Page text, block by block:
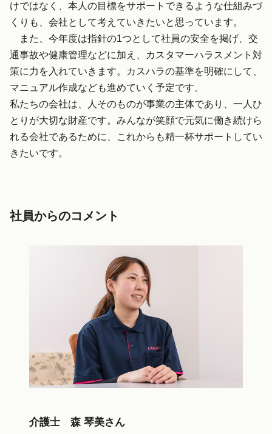
けではなく、本人の目標をサポートできるような仕組みづ
くりも、会社として考えていきたいと思っています。
また、今年度は指針の1つとして社員の安全を掲げ、交
通事故や健康管理などに加え、カスタマーハラスメント対
策に力を入れていきます。カスハラの基準を明確にして、
マニュアル作成なども進めていく予定です。
私たちの会社は、人そのものが事業の主体であり、一人ひ
とりが大切な財産です。みんなが笑顔で元気に働き続けら
れる会社であるために、これからも精一杯サポートしてい
きたいです。
社員からのコメント
介護士 森 琴美さん